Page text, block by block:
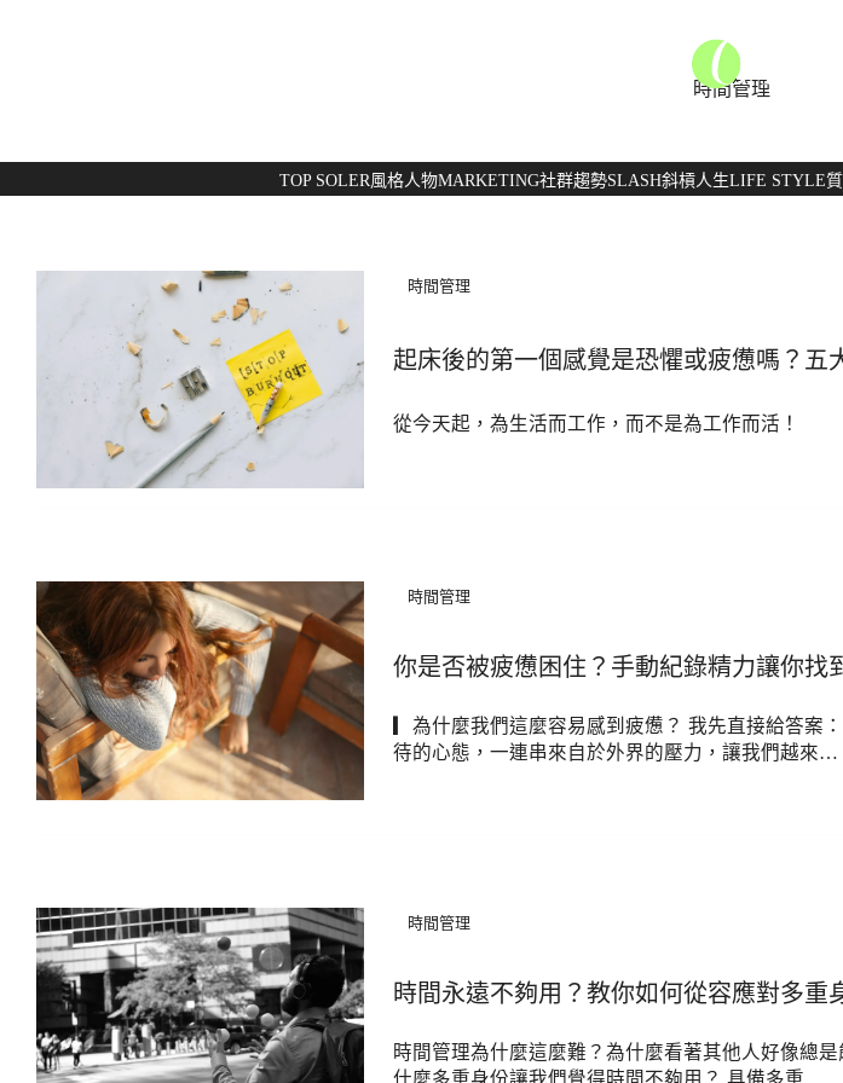
時間管理
TOP SOLER風格人物MARKETING社群趨勢SLASH斜槓人生LIFE STYLE
時間管理
起床後的第一個感覺是恐懼或疲憊嗎？五
從今天起，為生活而工作，而不是為工作而活！
時間管理
你是否被疲憊困住？手動紀錄精力讓你找
▎為什麼我們這麼容易感到疲憊？ 我先直接給答案
待的心態，一連串來自於外界的壓力，讓我們越來…
時間管理
時間永遠不夠用？教你如何從容應對多重
時間管理為什麼這麼難？為什麼看著其他人好像總
什麼多重身份讓我們覺得時間不夠用？ 具備多重…